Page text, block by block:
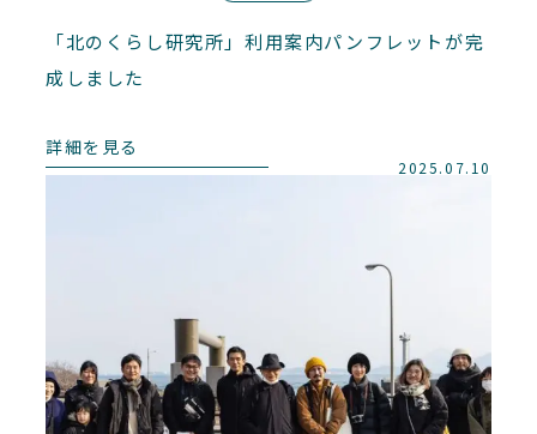
「北のくらし研究所」利用案内パンフレットが完
成しました
詳細を見る
2025.07.10